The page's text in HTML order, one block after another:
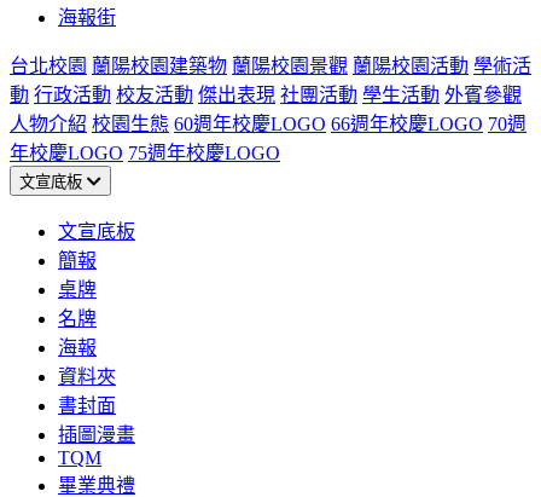
海報街
台北校園 蘭陽校園建築物 蘭陽校園景觀 蘭陽校園活動 學術活
動 行政活動 校友活動 傑出表現 社團活動 學生活動 外賓參觀
人物介紹 校園生態 60週年校慶LOGO 66週年校慶LOGO 70週
年校慶LOGO 75週年校慶LOGO
文宣底板
文宣底板
簡報
桌牌
名牌
海報
資料夾
書封面
插圖漫畫
TQM
畢業典禮